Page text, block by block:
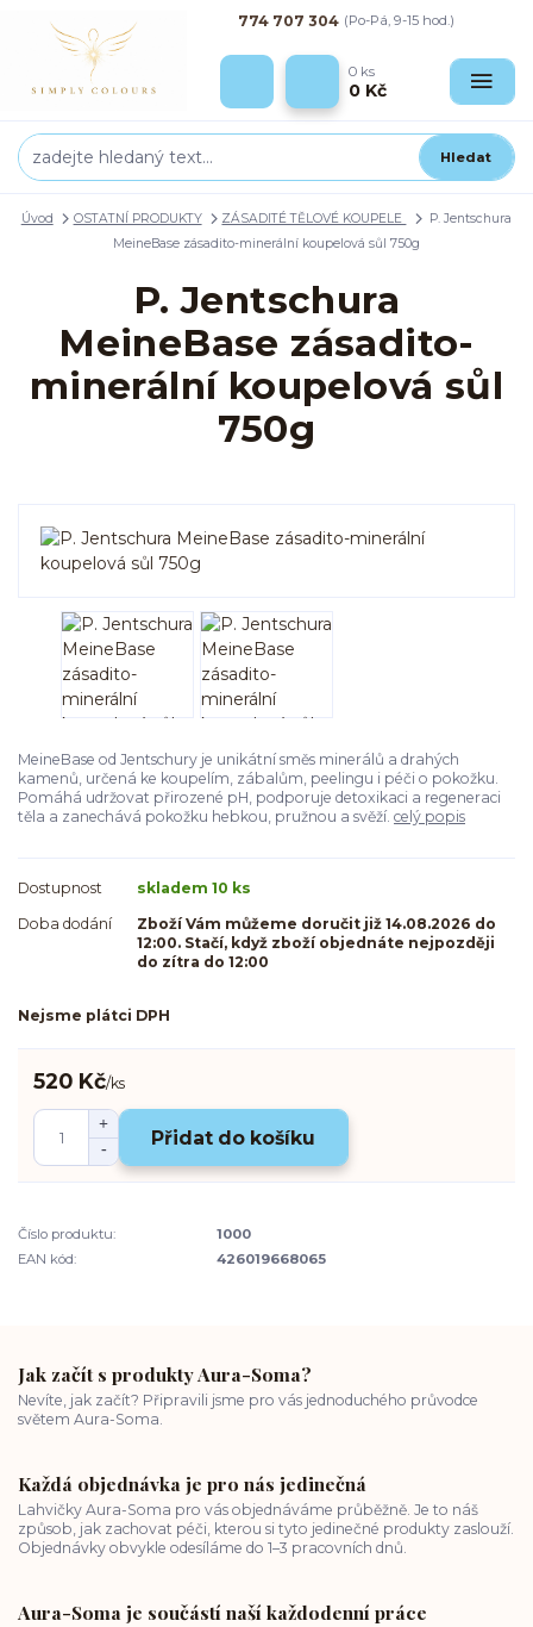
Hledat
774 707 304 (Po-Pá, 9-15 hod.)
0 ks
0 Kč
Úvod OSTATNÍ PRODUKTY ZÁSADITÉ TĚLOVÉ KOUPELE
P. Jentschura
MeineBase zásadito-minerální koupelová sůl 750g
P. Jentschura
MeineBase zásadito-
minerální koupelová sůl
750g
MeineBase od Jentschury je unikátní směs minerálů a drahých
kamenů, určená ke koupelím, zábalům, peelingu i péči o pokožku.
Pomáhá udržovat přirozené pH, podporuje detoxikaci a regeneraci
těla a zanechává pokožku hebkou, pružnou a svěží. celý popis
Dostupnost
skladem 10 ks
Doba dodání
Zboží Vám můžeme doručit již 14.08.2026 do
12:00. Stačí, když zboží objednáte nejpozději
do zítra do 12:00
Nejsme plátci DPH
520 Kč/ks
Přidat do košíku
Číslo produktu:
1000
EAN kód:
426019668065
Jak začít s produkty Aura-Soma?
Nevíte, jak začít? Připravili jsme pro vás jednoduchého průvodce
světem Aura-Soma.
Každá objednávka je pro nás jedinečná
Lahvičky Aura-Soma pro vás objednáváme průběžně. Je to náš
způsob, jak zachovat péči, kterou si tyto jedinečné produkty zaslouží.
Objednávky obvykle odesíláme do 1–3 pracovních dnů.
Aura-Soma je součástí naší každodenní práce